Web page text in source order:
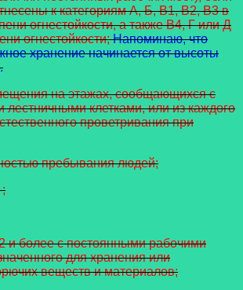
к категориям А, Б, В1, В2, В3 в
огнестойкости, а также В4, Г или Д
огнестойкости; Напоминаю, что
хранение начинается от высоты
на этажах, сообщающихся с
клетками, или из каждого
проветривания при
пребывания людей;
;
и более с постоянными рабочими
для хранения или
веществ и материалов;